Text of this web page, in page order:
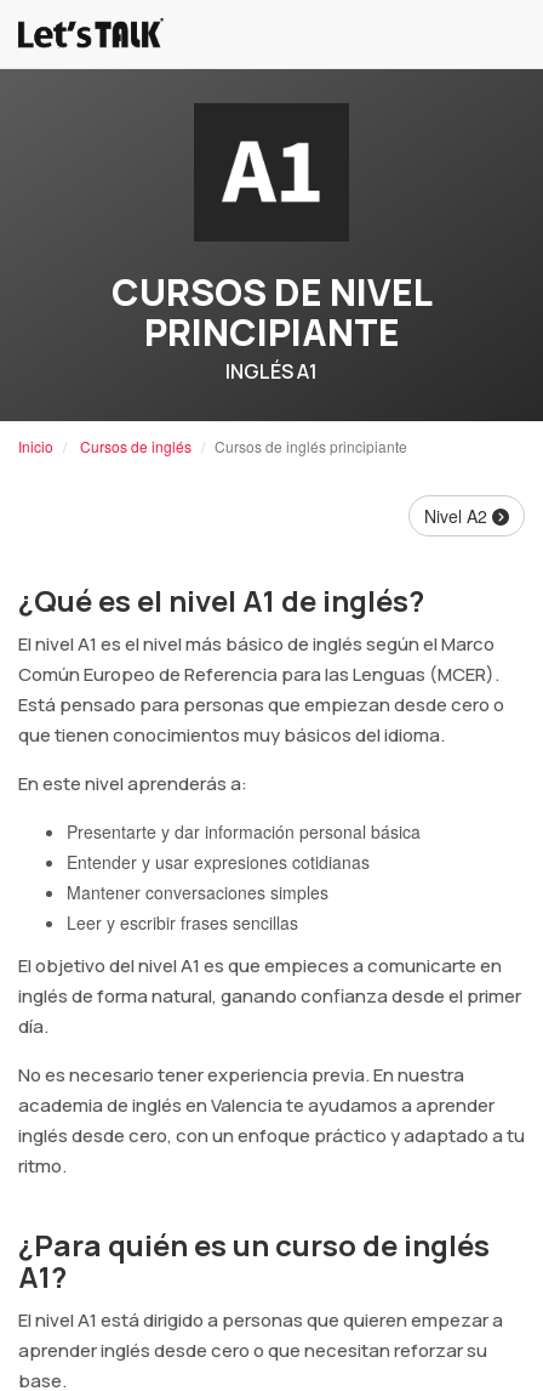
CURSOS DE NIVEL
PRINCIPIANTE
INGLÉS A1
Inicio Cursos de inglés Cursos de inglés principiante
Nivel A2
¿Qué es el nivel A1 de inglés?
El nivel A1 es el nivel más básico de inglés según el Marco
Común Europeo de Referencia para las Lenguas (MCER).
Está pensado para personas que empiezan desde cero o
que tienen conocimientos muy básicos del idioma.
En este nivel aprenderás a:
Presentarte y dar información personal básica
Entender y usar expresiones cotidianas
Mantener conversaciones simples
Leer y escribir frases sencillas
El objetivo del nivel A1 es que empieces a comunicarte en
inglés de forma natural, ganando confianza desde el primer
día.
No es necesario tener experiencia previa. En nuestra
academia de inglés en Valencia te ayudamos a aprender
inglés desde cero, con un enfoque práctico y adaptado a tu
ritmo.
¿Para quién es un curso de inglés
A1?
El nivel A1 está dirigido a personas que quieren empezar a
aprender inglés desde cero o que necesitan reforzar su
base.